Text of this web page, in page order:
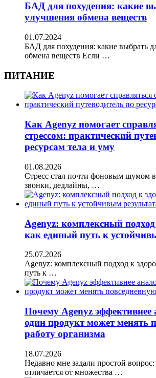
БАД для похудения: какие
улучшения обмена веществ
01.07.2024
БАД для похудения: какие выбрать
обмена веществ Если …
ПИТАНИЕ
Как Agenyz помогает
стрессом: практический
ресурсам тела и уму
01.08.2026
Стресс стал почти фоновым шумом
звонки, дедлайны, …
Agenyz: комплексный
как единый путь к
25.07.2026
Agenyz: комплексный подход к
путь к …
Почему Agenyz эффективнее
один продукт может менять
работу организма
18.07.2026
Недавно мне задали простой
отличается от множества …